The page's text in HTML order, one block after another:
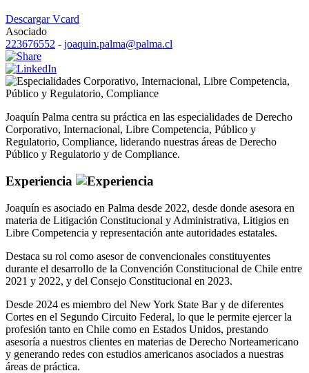
Descargar Vcard
Asociado
223676552 - joaquin.palma@palma.cl
Corporativo, Internacional, Libre Competencia,
Público y Regulatorio, Compliance
Joaquín Palma centra su práctica en las especialidades de Derecho
Corporativo, Internacional, Libre Competencia, Público y
Regulatorio, Compliance, liderando nuestras áreas de Derecho
Público y Regulatorio y de Compliance.
Experiencia
Joaquín es asociado en Palma desde 2022, desde donde asesora en
materia de Litigación Constitucional y Administrativa, Litigios en
Libre Competencia y representación ante autoridades estatales.
Destaca su rol como asesor de convencionales constituyentes
durante el desarrollo de la Convención Constitucional de Chile entre
2021 y 2022, y del Consejo Constitucional en 2023.
Desde 2024 es miembro del New York State Bar y de diferentes
Cortes en el Segundo Circuito Federal, lo que le permite ejercer la
profesión tanto en Chile como en Estados Unidos, prestando
asesoría a nuestros clientes en materias de Derecho Norteamericano
y generando redes con estudios americanos asociados a nuestras
áreas de práctica.